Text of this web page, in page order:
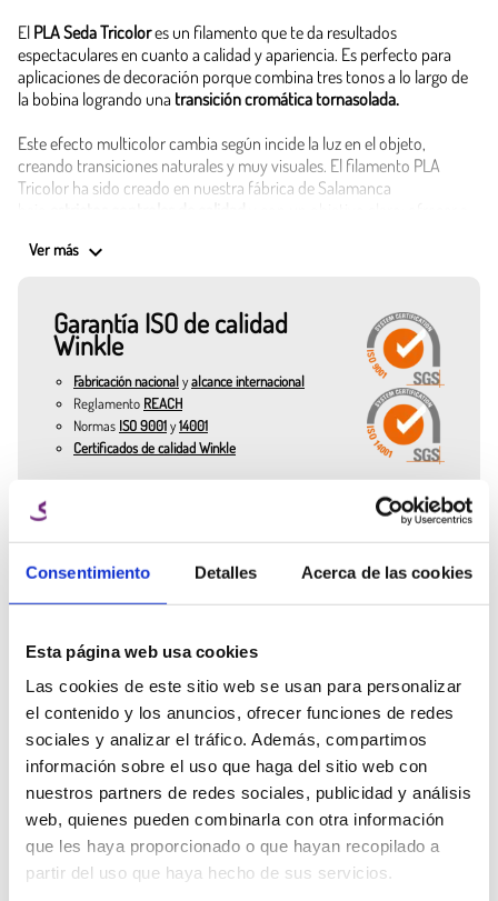
Consentimiento Detalles Acerca de las cookies
Esta página web usa cookies
Las cookies de este sitio web se usan para personalizar
el contenido y los anuncios, ofrecer funciones de redes
sociales y analizar el tráfico. Además, compartimos
información sobre el uso que haga del sitio web con
nuestros partners de redes sociales, publicidad y análisis
web, quienes pueden combinarla con otra información
que les haya proporcionado o que hayan recopilado a
partir del uso que haya hecho de sus servicios.
El PLA Seda Tricolores un filamento que te da resultados
espectaculares en cuanto a calidad y apariencia. Es perfecto para
aplicaciones de decoración porque combina tres tonos a lo largo de
la bobina logrando una transición cromática tornasolada.
Este efecto multicolor cambia según incide la luz en el objeto,
creando transiciones naturales y muy visuales. El filamento PLA
Tricolor ha sido creado en nuestra fábrica de Salamanca
tonos, logrando transiciones naturales y sorprendentes.
acabado sedoso y brillante. Además, tiene
una ligera textura satinada que recuerda a la seda real, mientras que
los efectos tricromáticos se cambian según la luz y el ángulo de
observación, generando un resultado hipnótico y sofisticado.
Ventajas del PLA Seda Tricolor
Filamento tricromático: tres colores en un mismo hilo.
Superficie brillante y lisa sin necesidad de acabados adicionales.
3D de 1,75 mm.
Aplicaciones del PLA Seda Tricolor
Decoración y hogar: jarrones, lámparas, organizadores y
accesorios con efecto estético superior.
Arte y escultura: bustos, figuras low-poly y piezas helicoidales
con transiciones de color en 360°.
Accesorios y joyería: colgantes, broches, llaveros y medallones
con brillo intenso sin postprocesado.
Ver más keyboard_arrow_down
Garantía ISO de calidad
Winkle
Fabricación nacionalyalcance internacional
Reglamento REACH
Normas ISO 9001y14001
Certificados de calidad Winkle
¿Necesitas ayuda
de un experto?
mejorar tus resultados 3D
Ana Manchado
(+34) 666 31 83 92
Parámetros de
impresión
Otros clientes también compraron